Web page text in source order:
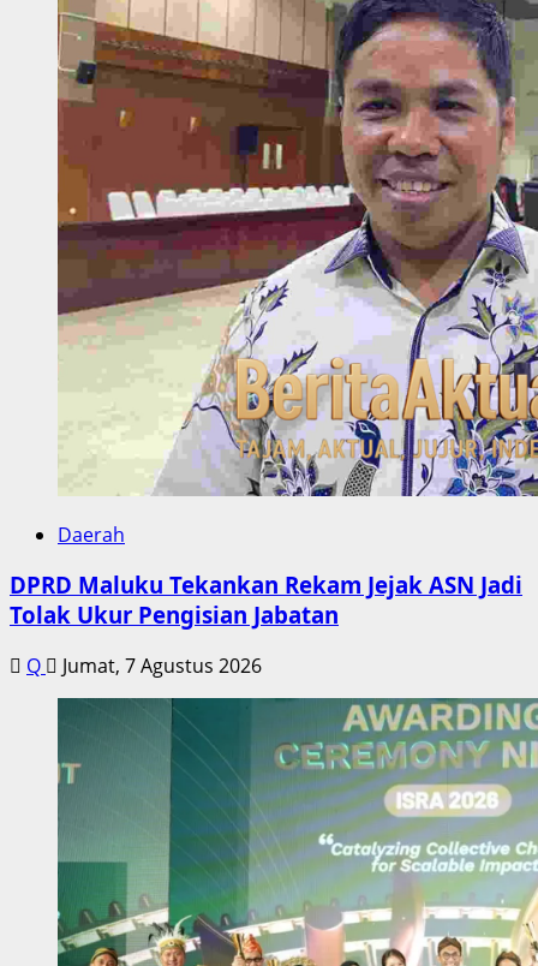
Daerah
DPRD Maluku Tekankan Rekam Jejak ASN Jadi
Tolak Ukur Pengisian Jabatan
Q Jumat, 7 Agustus 2026